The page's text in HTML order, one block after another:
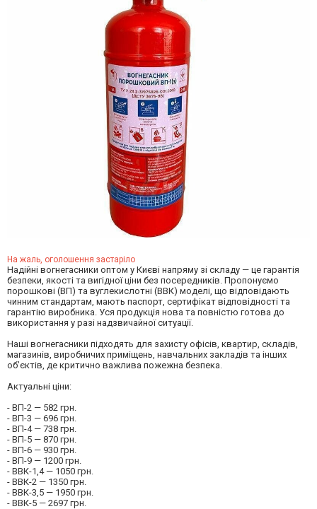
На жаль, оголошення застаріло
Надійні вогнегасники оптом у Києві напряму зі складу — це гарантія
безпеки, якості та вигідної ціни без посередників. Пропонуємо
порошкові (ВП) та вуглекислотні (ВВК) моделі, що відповідають
чинним стандартам, мають паспорт, сертифікат відповідності та
гарантію виробника. Уся продукція нова та повністю готова до
використання у разі надзвичайної ситуації.
Наші вогнегасники підходять для захисту офісів, квартир, складів,
магазинів, виробничих приміщень, навчальних закладів та інших
об’єктів, де критично важлива пожежна безпека.
Актуальні ціни:
- ВП-2 — 582 грн.
- ВП-3 — 696 грн.
- ВП-4 — 738 грн.
- ВП-5 — 870 грн.
- ВП-6 — 930 грн.
- ВП-9 — 1200 грн.
- ВВК-1,4 — 1050 грн.
- ВВК-2 — 1350 грн.
- ВВК-3,5 — 1950 грн.
- ВВК-5 — 2697 грн.